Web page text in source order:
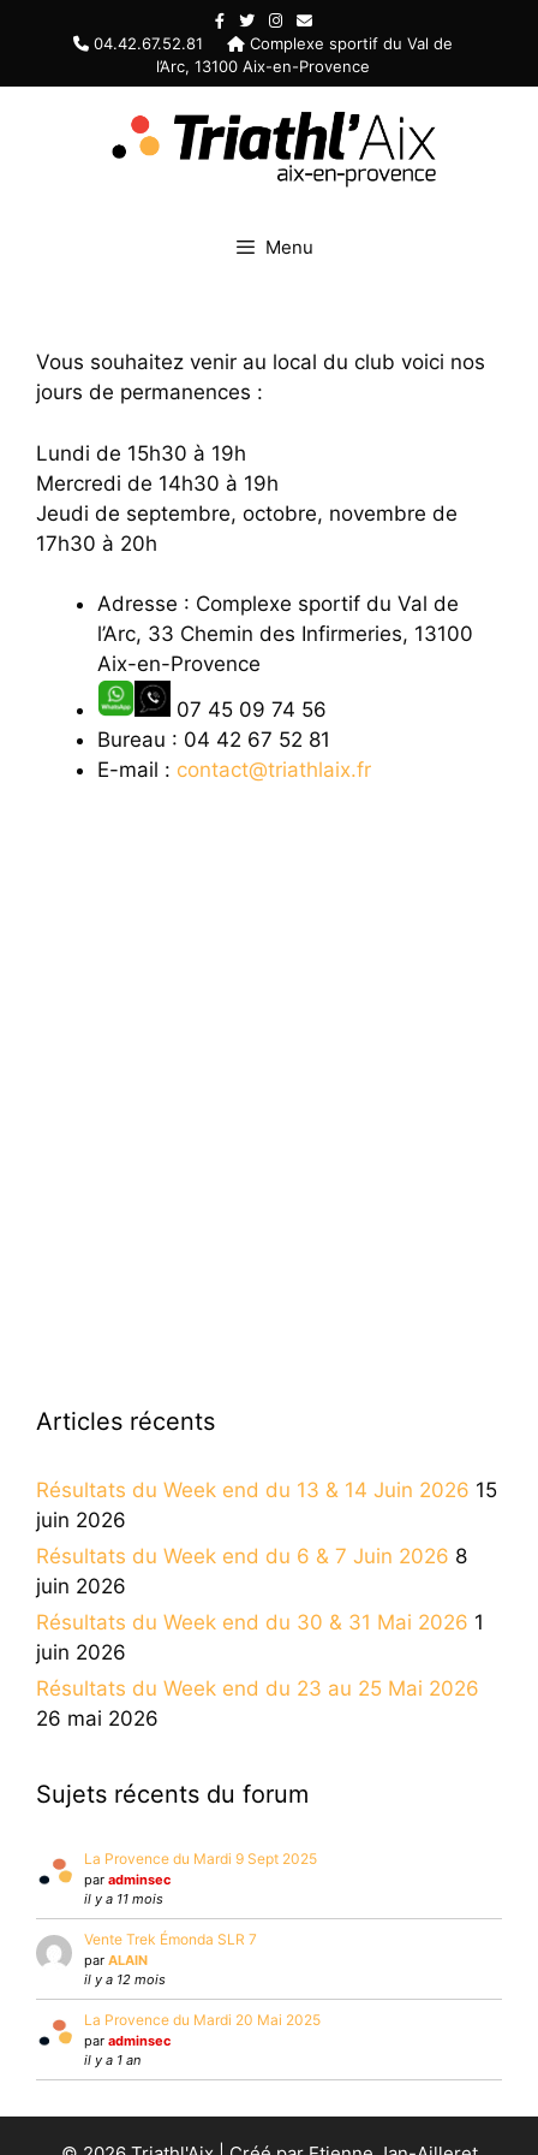
04.42.67.52.81
Complexe sportif du Val de
l’Arc, 13100 Aix-en-Provence
Menu
Vous souhaitez venir au local du club voici nos
jours de permanences :
Lundi de 15h30 à 19h
Mercredi de 14h30 à 19h
Jeudi de septembre, octobre, novembre de
17h30 à 20h
Adresse : Complexe sportif du Val de
l’Arc, 33 Chemin des Infirmeries, 13100
Aix-en-Provence
07 45 09 74 56
Bureau : 04 42 67 52 81
E-mail : contact@triathlaix.fr
Articles récents
Résultats du Week end du 13 & 14 Juin 2026 15
juin 2026
Résultats du Week end du 6 & 7 Juin 2026 8
juin 2026
Résultats du Week end du 30 & 31 Mai 2026 1
juin 2026
Résultats du Week end du 23 au 25 Mai 2026
26 mai 2026
Sujets récents du forum
La Provence du Mardi 9 Sept 2025
par adminsec
il y a 11 mois
Vente Trek Émonda SLR 7
par ALAIN
il y a 12 mois
La Provence du Mardi 20 Mai 2025
par adminsec
il y a 1 an